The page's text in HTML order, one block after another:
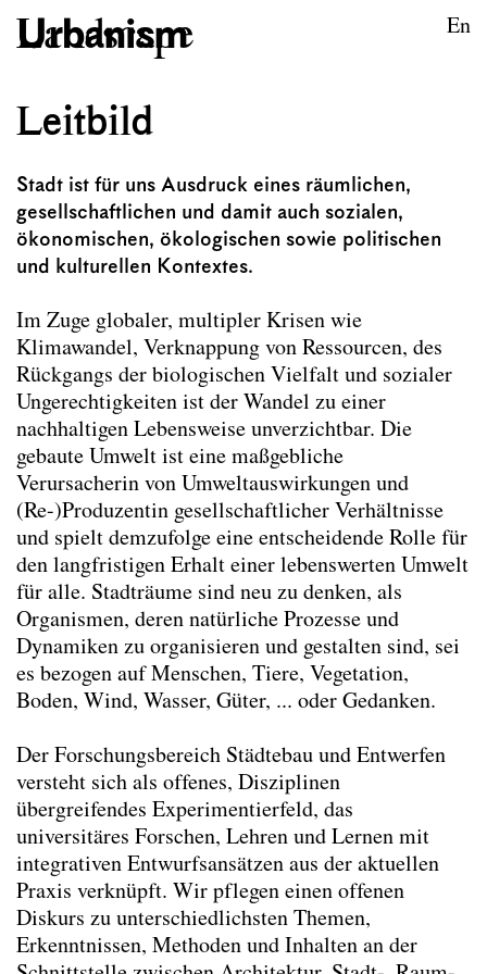
zum Inhalt springen
En
Leitbild
Leitbild
Stadt ist für uns Ausdruck eines räumlichen,
gesellschaftlichen und damit auch sozialen,
ökonomischen, ökologischen sowie politischen
und kulturellen Kontextes.
Im Zuge globaler, multipler Krisen wie
Klimawandel, Verknappung von Ressourcen, des
Rückgangs der biologischen Vielfalt und sozialer
Ungerechtigkeiten ist der Wandel zu einer
nachhaltigen Lebensweise unverzichtbar. Die
gebaute Umwelt ist eine maßgebliche
Verursacherin von Umweltauswirkungen und
(Re-)Produzentin gesellschaftlicher Verhältnisse
und spielt demzufolge eine entscheidende Rolle für
den langfristigen Erhalt einer lebenswerten Umwelt
für alle. Stadträume sind neu zu denken, als
Organismen, deren natürliche Prozesse und
Dynamiken zu organisieren und gestalten sind, sei
es bezogen auf Menschen, Tiere, Vegetation,
Boden, Wind, Wasser, Güter, ... oder Gedanken.
Der Forschungsbereich Städtebau und Entwerfen
versteht sich als offenes, Disziplinen
übergreifendes Experimentierfeld, das
universitäres Forschen, Lehren und Lernen mit
integrativen Entwurfsansätzen aus der aktuellen
Praxis verknüpft. Wir pflegen einen offenen
Diskurs zu unterschiedlichsten Themen,
Erkenntnissen, Methoden und Inhalten an der